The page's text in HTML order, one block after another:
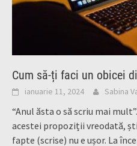
Cum să-ți faci un obicei
ianuarie 11, 2024 Sabina
“Anul ăsta o să scriu mai
acestei propoziții vreodată,
fapte (scrise) nu e ușor. La